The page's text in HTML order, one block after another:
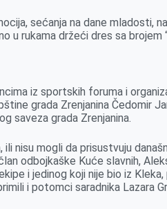
sećanja na dane mladosti,
rukama držeći dres sa brojem
iz sportskih foruma i
grada Zrenjanina Čedomir
saveza grada Zrenjanina.
nisu mogli da prisustvuju
odbojkaške Kuće slavnih,
i jedinog koji nije bio iz
i potomci saradnika Lazara